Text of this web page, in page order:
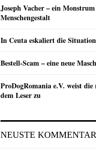
Joseph Vacher – ein
Menschengestalt
In Ceuta eskaliert die
Bestell-Scam – eine neue
ProDogRomania e.V. weist
dem Leser zu
NEUSTE